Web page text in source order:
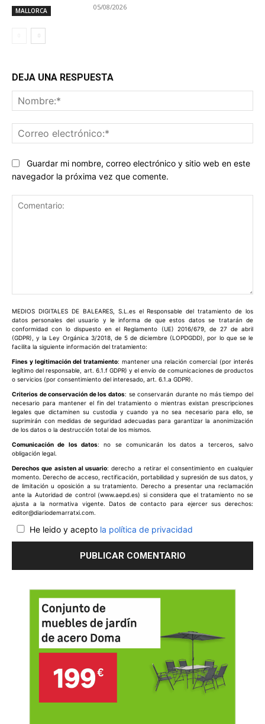
MALLORCA 05/08/2026
DEJA UNA RESPUESTA
Guardar mi nombre, correo electrónico y sitio web en este
navegador la próxima vez que comente.
MEDIOS DIGITALES DE BALEARES, S.L.es el Responsable del tratamiento de los
datos personales del usuario y le informa de que estos datos se tratarán de
conformidad con lo dispuesto en el Reglamento (UE) 2016/679, de 27 de abril
(GDPR), y la Ley Orgánica 3/2018, de 5 de diciembre (LOPDGDD), por lo que se le
facilita la siguiente información del tratamiento:
Fines y legitimación del tratamiento: mantener una relación comercial (por interés
legítimo del responsable, art. 6.1.f GDPR) y el envío de comunicaciones de productos
o servicios (por consentimiento del interesado, art. 6.1.a GDPR).
Criterios de conservación de los datos: se conservarán durante no más tiempo del
necesario para mantener el fin del tratamiento o mientras existan prescripciones
legales que dictaminen su custodia y cuando ya no sea necesario para ello, se
suprimirán con medidas de seguridad adecuadas para garantizar la anonimización
de los datos o la destrucción total de los mismos.
Comunicación de los datos: no se comunicarán los datos a terceros, salvo
obligación legal.
Derechos que asisten al usuario: derecho a retirar el consentimiento en cualquier
momento. Derecho de acceso, rectificación, portabilidad y supresión de sus datos, y
de limitación u oposición a su tratamiento. Derecho a presentar una reclamación
ante la Autoridad de control (www.aepd.es) si considera que el tratamiento no se
ajusta a la normativa vigente. Datos de contacto para ejercer sus derechos:
editor@diariodemarratxi.com.
He leido y acepto la política de privacidad